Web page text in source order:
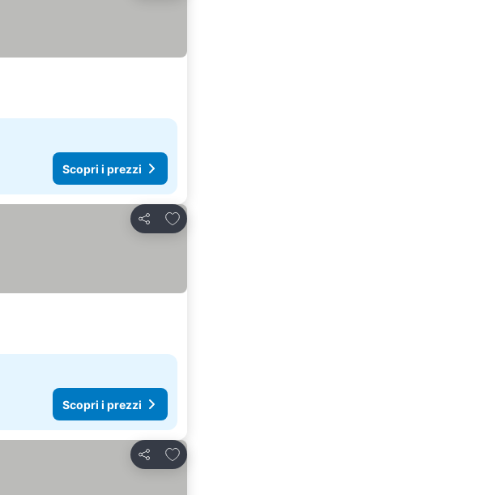
Scopri i prezzi
Condividi
Aggiungi ai preferiti
Scopri i prezzi
Condividi
Aggiungi ai preferiti